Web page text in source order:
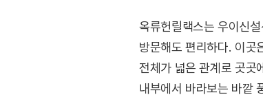
옥류헌릴랙스는 우이신
방문해도 편리하다. 이곳
전체가 넓은 관계로 곳곳
내부에서 바라보는 바깥